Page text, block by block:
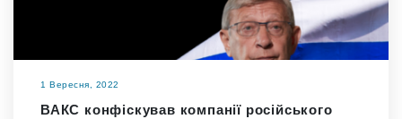
1 Вересня, 2022
ВАКС конфіскував компанії російського